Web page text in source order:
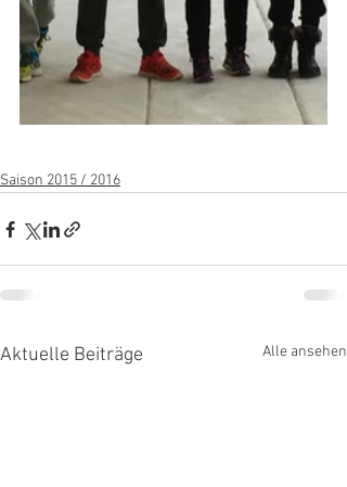
Saison 2015 / 2016
Aktuelle Beiträge Alle ansehen